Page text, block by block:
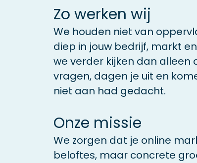
Zo werken wij
We houden niet van
diep in jouw bedrijf, markt
we verder kijken dan alleen
vragen, dagen je uit en
niet aan had gedacht.
Onze missie
We zorgen dat je online
beloftes, maar concrete